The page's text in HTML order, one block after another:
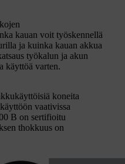
kauan voit työskennellä
ja kuinka kauan akkua
työkalun ja akun
käyttöä varten.
koneita
vaativissa
B on sertifioitu
thokkuus on